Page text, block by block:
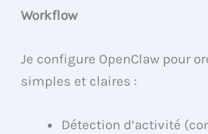
Workflow
Je configure OpenClaw pour
simples et claires :
Détection d’activité